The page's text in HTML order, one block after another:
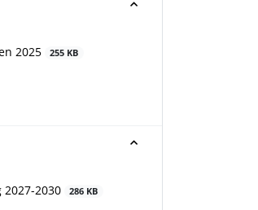
2025
255 KB
2027-2030
286 KB